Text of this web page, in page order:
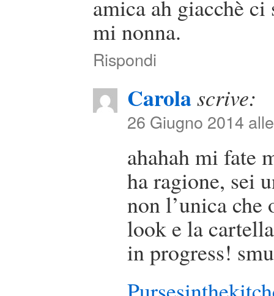
amica ah giacchè
mi nonna.
Rispondi
Carolascrive:
26 Giugno 2014
ahahah mi fate
ha ragione, sei
non l’unica
look e la
in progress!